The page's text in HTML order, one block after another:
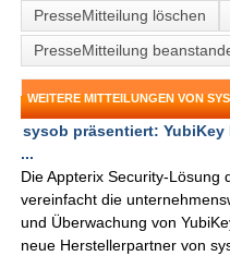
PresseMitteilung löschen
PresseMitteilung
WEITERE MITTEILUNGEN VON
sysob präsentiert:
...
Die Appterix Security-Lösung
vereinfacht die
und Überwachung von
neue Herstellerpartner von